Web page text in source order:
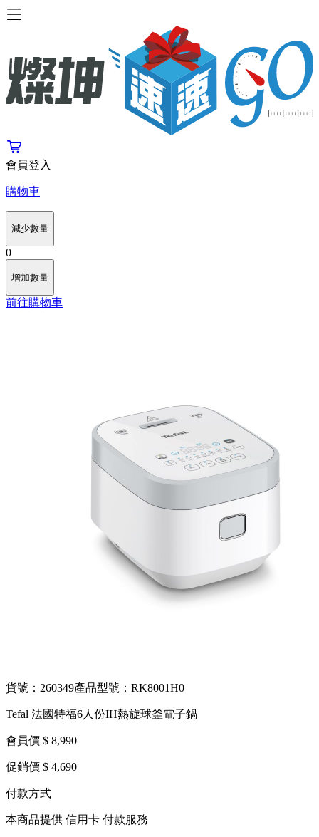
會員登入
購物車
減少數量
0
增加數量
前往購物車
貨號：260349產品型號：RK8001H0
Tefal 法國特福6人份IH熱旋球釜電子鍋
會員價 $ 8,990
促銷價 $ 4,690
付款方式
本商品提供 信用卡 付款服務